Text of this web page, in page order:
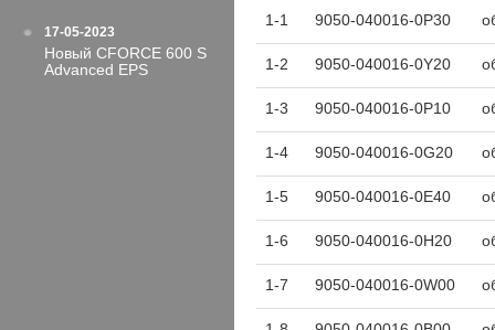
17-05-2023
Новый CFORCE 600 S
Advanced EPS
1-1 9050-040016-0P30
1-2 9050-040016-0Y20
1-3 9050-040016-0P10
1-4 9050-040016-0G20
1-5 9050-040016-0E40
1-6 9050-040016-0H20
1-7 9050-040016-0W00